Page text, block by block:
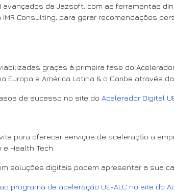
da Jazsoft, com as ferramentas
Consulting, para gerar recomendações
graças à primeira fase do
e América Latina & o Caribe através da
de sucesso no site do Acelerador Digital
para oferecer serviços de aceleração a
Health Tech.
soluções digitais podem apresentar a sua
programa de aceleração UE-ALC no site do